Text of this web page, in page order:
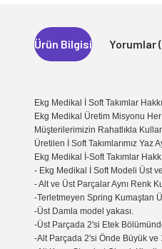
Ürün Bilgisi Yorumlar
Ekg Medikal İ Soft Takımlar
Ekg Medikal Üretim Misyonu
Müşterilerimizin Rahatlıkla
Üretilen İ Soft Takımlarımız Yaz
Ekg Medikal İ-Soft Takımlar
- Ekg Medikal İ Soft Modeli Üst
- Alt ve Üst Parçalar Aynı Renk
-Terletmeyen Spring Kumaştan
-Üst Damla model yakası.
-Üst Parçada 2'si Etek
-Alt Parçada 2'si Önde Büyük ve